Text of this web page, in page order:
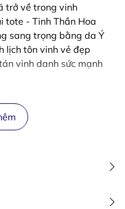
trở về trong vinh
tote - Tinh Thần Hoa
sang trọng bằng da Ý
lịch tôn vinh vẻ đẹp
vinh danh sức mạnh